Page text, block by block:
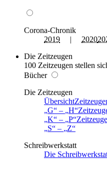
Corona-Chronik
2019 | 2020
Die Zeitzeugen
100 Zeitzeugen stellen
Bücher
Die Zeitzeugen
Übersicht
G
– H
K
– P
S
–
Z
Schreibwerkstatt
Die